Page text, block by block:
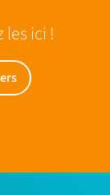
les ici !